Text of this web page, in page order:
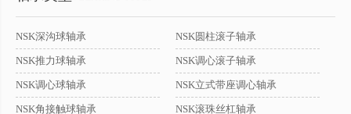
NSK深沟球轴承 NSK圆柱滚子轴承
NSK推力球轴承 NSK调心滚子轴承
NSK调心球轴承 NSK立式带座调心轴承
NSK角接触球轴承 NSK滚珠丝杠轴承